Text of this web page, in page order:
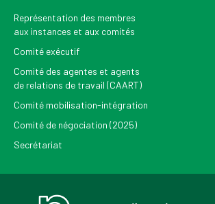
Représentation des membres
aux instances et aux comités
Comité exécutif
Comité des agentes et agents
de relations de travail (CAART)
Comité mobilisation-intégration
Comité de négociation (2025)
Secrétariat